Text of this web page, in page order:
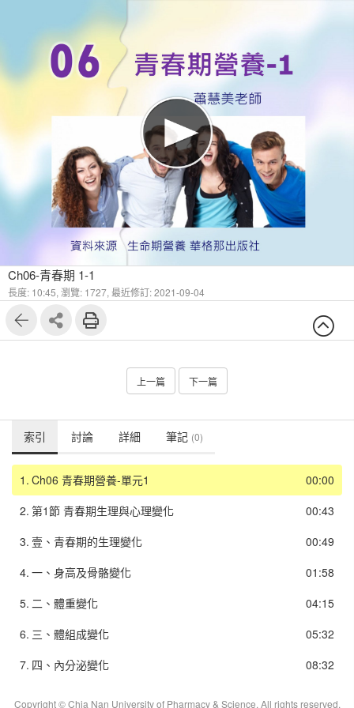
7
Ch06-青春期 1-1
長度: 10:45, 瀏覽: 1727, 最近修訂: 2021-09-04
上一篇 下一篇
索引 討論 詳細 筆記 (0)
00:00
1. Ch06 青春期營養-單元1
00:43
2. 第1節 青春期生理與心理變化
00:49
3. 壹、青春期的生理變化
01:58
4. 一、身高及骨骼變化
04:15
5. 二、體重變化
05:32
6. 三、體組成變化
08:32
7. 四、內分泌變化
Copyright © Chia Nan University of Pharmacy & Science. All rights reserved.